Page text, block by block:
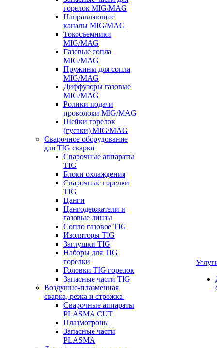
горелок MIG/MAG
Направляющие
каналы MIG/MAG
Токосъемники
MIG/MAG
Газовые сопла
MIG/MAG
Пружины для сопла
MIG/MAG
Диффузоры газовые
MIG/MAG
Ролики подачи
проволоки MIG/MAG
Шейки горелок
(гусаки) MIG/MAG
Сварочное оборудование
для TIG сварки
Сварочные аппараты
TIG
Блоки охлаждения
Сварочные горелки
TIG
Цанги
Цангодержатели и
газовые линзы
Сопло газовое TIG
Изоляторы TIG
Заглушки TIG
Наборы для TIG
горелки
Головки TIG горелок
Запасные части TIG
Воздушно-плазменная
сварка, резка и строжка
Сварочные аппараты
PLASMA CUT
Плазмотроны
Запасные части
PLASMA